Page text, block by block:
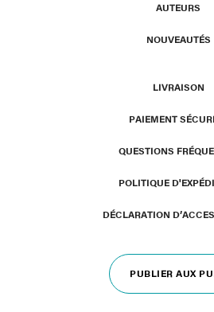
AUTEURS
NOUVEAUTÉS
LIVRAISON
PAIEMENT
QUESTIONS
POLITIQUE
DÉCLARATION
PUBLIER AUX